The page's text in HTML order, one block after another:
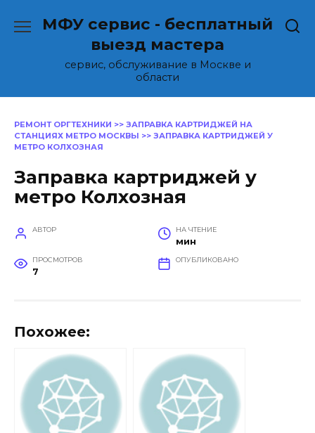
МФУ сервис - бесплатный
выезд мастера
сервис, обслуживание в Москве и
области
РЕМОНТ ОРГТЕХНИКИ >> ЗАПРАВКА КАРТРИДЖЕЙ НА
СТАНЦИЯХ МЕТРО МОСКВЫ >> ЗАПРАВКА КАРТРИДЖЕЙ У
МЕТРО КОЛХОЗНАЯ
Заправка картриджей у
метро Колхозная
АВТОР НА ЧТЕНИЕ
мин
ПРОСМОТРОВ
7
ОПУБЛИКОВАНО
Похожее: